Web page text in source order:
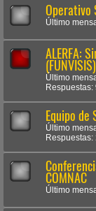
Operativo
Último
ALERFA:
(FUNVISIS)
Último
Respuestas:
Equipo de
Último
Respuestas:
COMNAC
Último